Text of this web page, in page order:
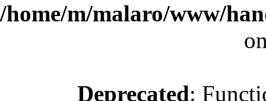
/home/m/malaro/www/
Deprecated: